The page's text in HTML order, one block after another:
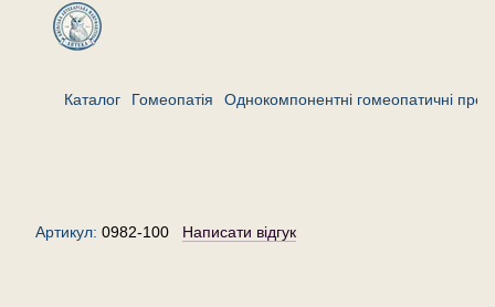
Каталог Гомеопатія Однокомпонентні гомеопатичні
Артикул: 0982-100 Написати відгук